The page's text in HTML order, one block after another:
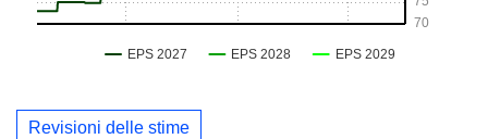
Revisioni delle stime